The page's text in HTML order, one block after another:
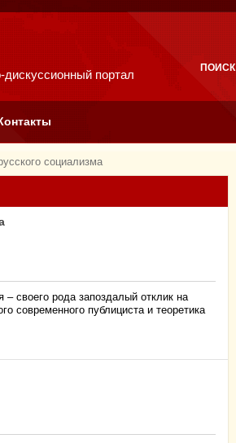
портал ПОИСК
социализма
– своего рода запоздалый отклик на
современного публициста и теоретика